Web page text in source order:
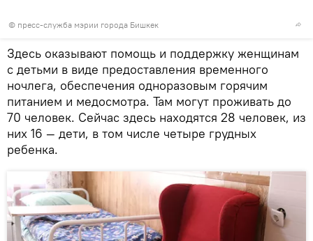
© пресс-служба мэрии города Бишкек
Здесь оказывают помощь и поддержку женщинам
с детьми в виде предоставления временного
ночлега, обеспечения одноразовым горячим
питанием и медосмотра. Там могут проживать до
70 человек. Сейчас здесь находятся 28 человек, из
них 16 — дети, в том числе четыре грудных
ребенка.